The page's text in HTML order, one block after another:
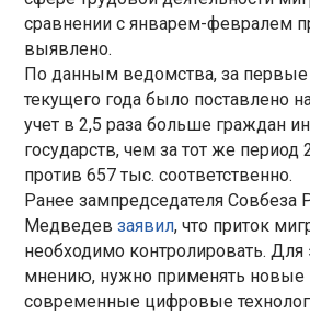
сравнении с январем-февралем
выявлено.
По данным ведомства, за
текущего года было поставлено
учет в 2,5 раза больше граждан
государств, чем за тот же период
против 657 тыс. соответственно.
Ранее зампредседателя Совбеза
Медведевзаявил, что приток
необходимо контролировать. Для
мнению, нужно применять новые
современные цифровые